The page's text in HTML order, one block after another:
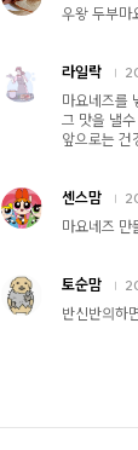
우왕 두부마
라일락
마요네즈를
그 맛을 낼
앞으로는 건
센스맘
마요네즈 만
토순맘
반신반의하